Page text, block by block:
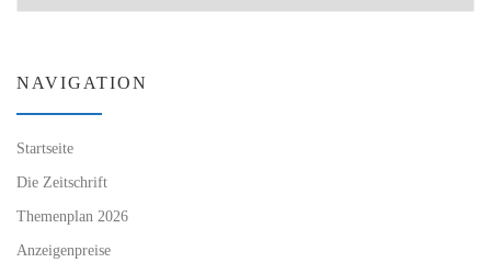
NAVIGATION
Startseite
Die Zeitschrift
Themenplan 2026
Anzeigenpreise